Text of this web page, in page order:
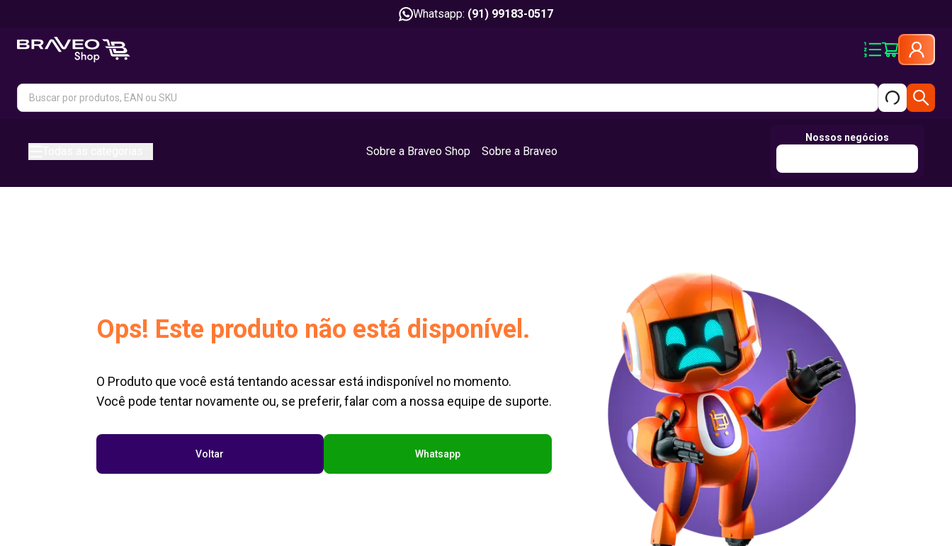
Whatsapp: (91) 99183-0517
Sobre a Braveo Shop Sobre a Braveo
Nossos negócios
Ops! Este produto não está disponível.
O Produto que você está tentando acessar está indisponível no momento.
Você pode tentar novamente ou, se preferir, falar com a nossa equipe de suporte.
Voltar Whatsapp